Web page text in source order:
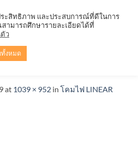
at 1039 × 952 in โคมไฟ LINEAR
ะสิทธิภาพ และประสบการณ์ที่ดีในการ
ามารถศึกษารายละเอียดได้ที่
ว
งหมด